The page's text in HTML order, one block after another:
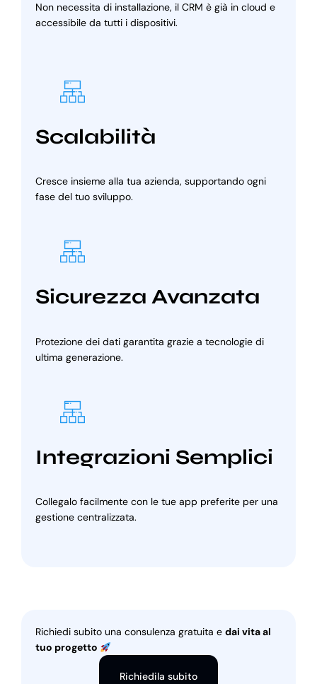
Non necessita di installazione, il CRM è già in cloud e
accessibile da tutti i dispositivi.
Scalabilità
Cresce insieme alla tua azienda, supportando ogni
fase del tuo sviluppo.
Sicurezza Avanzata
Protezione dei dati garantita grazie a tecnologie di
ultima generazione.
Integrazioni Semplici
Collegalo facilmente con le tue app preferite per una
gestione centralizzata.
Richiedi subito una consulenza gratuita e dai vita al
tuo progetto
Richiedila subito